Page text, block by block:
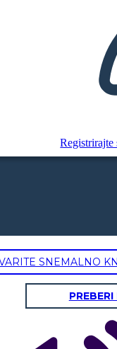
Registrirajte
SNEMALNO
PREBERI